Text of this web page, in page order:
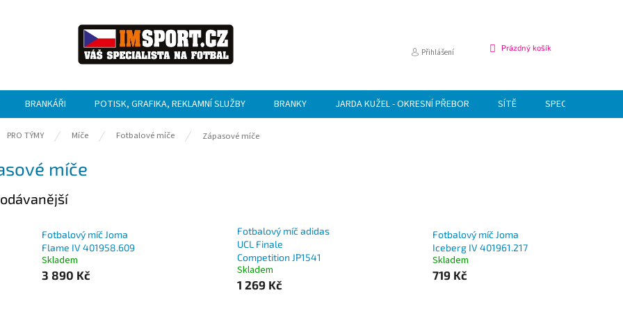
Přihlášení
NÁKUPNÍ
Prázdný košík
BRANKÁŘI POTISK, GRAFIKA, REKLAMNÍ SLUŽBY BRANKY JARDA KUŽEL - OKRESNÍ PŘEBOR SÍTĚ SPECIÁLNÍ NABÍDKA
PRO TÝMY Míče Fotbalové míče Zápasové míče
míče
Fotbalový míč Joma
Flame IV 401958.609
Skladem
3 890 Kč
Fotbalový míč adidas
UCL Finale
Competition JP1541
Skladem
1 269 Kč
Fotbalový míč Joma
Iceberg IV 401961.217
Skladem
719 Kč